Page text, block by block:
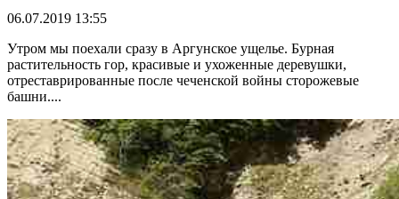
06.07.2019 13:55
Утром мы поехали сразу в Аргунское ущелье. Бурная
растительность гор, красивые и ухоженные деревушки,
отреставрированные после чеченской войны сторожевые
башни....